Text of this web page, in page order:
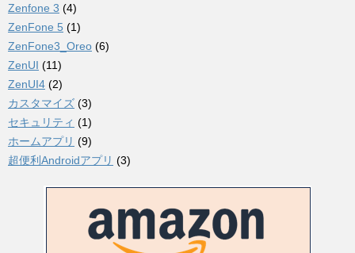
Zenfone 3 (4)
ZenFone 5 (1)
ZenFone3_Oreo (6)
ZenUI (11)
ZenUI4 (2)
カスタマイズ (3)
セキュリティ (1)
ホームアプリ (9)
超便利Androidアプリ (3)